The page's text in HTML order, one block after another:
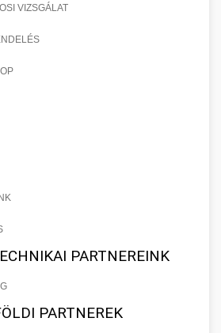
VIZSGÁLAT
PARTNEREINK
PARTNEREK